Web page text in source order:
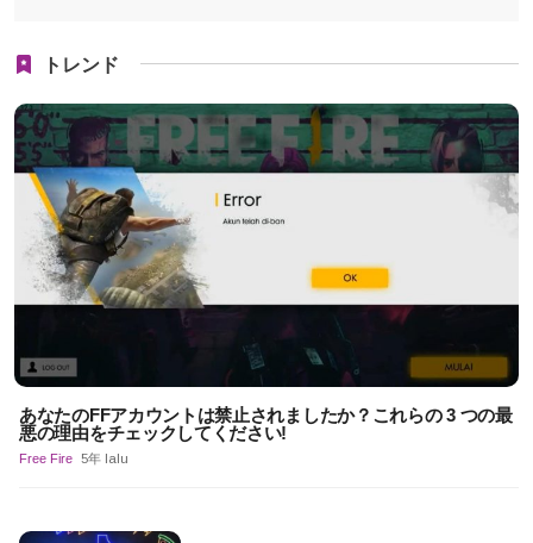
トレンド
あなたのFFアカウントは禁止されましたか？これらの 3 つの最
悪の理由をチェックしてください!
Free Fire 5年 lalu